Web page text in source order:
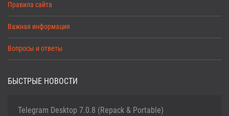
Правила сайта
Важная информация
Вопросы и ответы
БЫСТРЫЕ НОВОСТИ
Telegram Desktop 7.0.8 (Repack & Portable)